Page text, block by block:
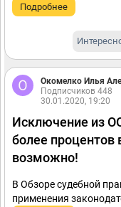
Подробнее
Окомелко Илья
Подписчиков 448
30.01.2020, 19:20
Исключение из
более процентов
возможно!
В Обзоре судебной
применения